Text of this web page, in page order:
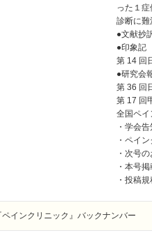
った１
診断に
●文献抄
●印象記
第 14 回
●研究会
第 36 回
第 17 回
全国ペ
・学会
・ペイ
・次号
・本号
・投稿
ペインクリニック』バックナンバー